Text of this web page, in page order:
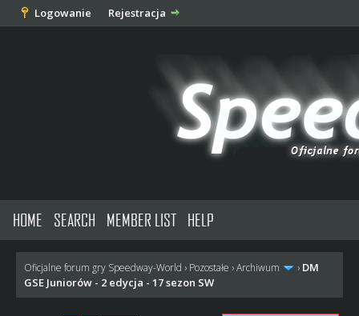
Logowanie Rejestracja
HOME SEARCH MEMBER LIST HELP
Oficjalne forum gry Speedway-World › Pozostałe ›Archiwum › DM
GSE Juniorów - 2 edycja - 17 sezon SW